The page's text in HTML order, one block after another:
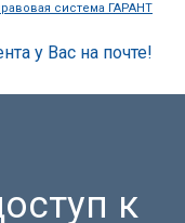
система ГАРАНТ
к